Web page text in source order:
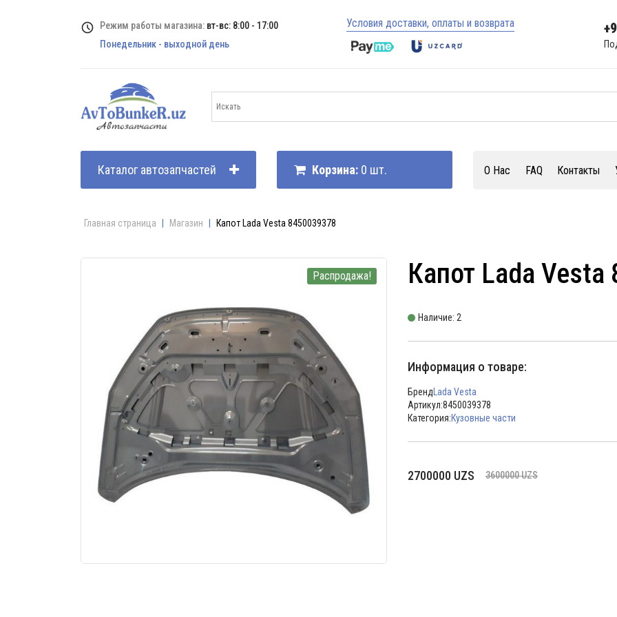
Режим работы магазина: вт-вс: 8:00 - 17:00
Понедельник - выходной день
Условия доставки, оплаты и возврата
Каталог автозапчастей Корзина: 0 шт. О Нас FAQ Контакты
Главная страница Магазин Капот Lada Vesta 8450039378
Распродажа! Капот Lada Vesta
Наличие: 2
Информация о товаре:
Бренд Lada Vesta
Артикул:8450039378
Категория:Кузовные части
3600000UZS
Первоначальная
2700000 UZS
Текущая